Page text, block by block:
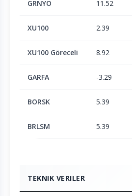
GRNYO 11.52
XU100 2.39
XU100 Göreceli 8.92
GARFA -3.29
BORSK 5.39
BRLSM 5.39
TEKNIK VERILER